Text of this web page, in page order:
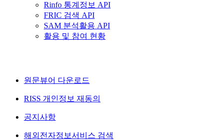
Rinfo 통계정보 API
FRIC 검색 API
SAM 분석활용 API
활용 및 참여 현황
원문뷰어 다운로드
RISS 개인정보 재동의
공지사항
해외전자정보서비스 검색